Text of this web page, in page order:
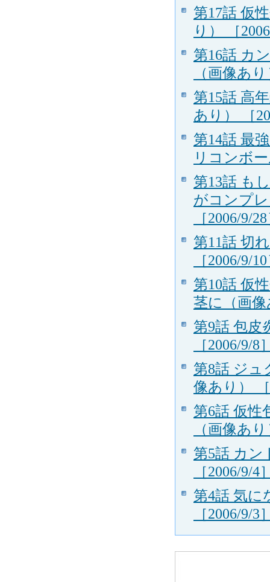
第17話 仮
り） ［
第16話 カ
（画像あ
第15話 高
あり） ［
第14話 最
リコンボ
第13話 も
がコンプ
［2006/9/
第11話 切
［2006/9/
第10話 仮
茎に（画像
第9話 包皮
［2006/9/8
第8話 ジュ
像あり）
第6話 仮性
（画像あ
第5話 カン
［2006/9/4
第4話 気に
［2006/9/3